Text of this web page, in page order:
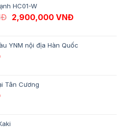
HC01-W
Giá gốc là: 2,930,000 VNĐ.
2,900,000 VNĐGiá hiện tại
YNM nội địa Hàn Quốc
Tân Cương